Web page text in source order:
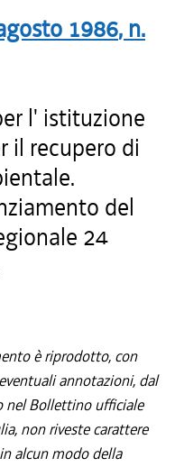
1986, n.
l' istituzione
il recupero di
del
24
è riprodotto, con
annotazioni, dal
nel Bollettino ufficiale
non riveste carattere
alcun modo della